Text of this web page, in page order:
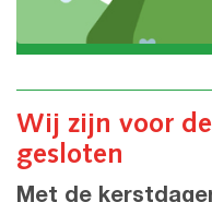
Wij zijn voor
gesloten
Met de